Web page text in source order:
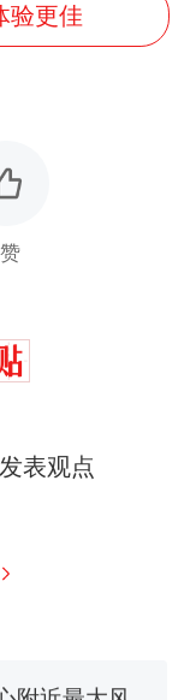
验更佳
表观点
刀的女孩，
？中国烹饪
传话劝弃考
调查组全面
附近最大风